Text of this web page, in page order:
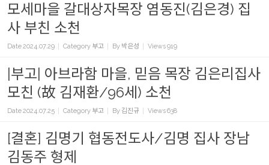
모세마을 갈대상자목장 염동진(김은경) 집
사 부친 소천
Date2024.07.29 Category 부고 By 박은성 Views919
|부고| 아브라함 마을, 믿음 목장 김은리집사
모친 (故 김재환/96세) 소천
Date2024.07.25 Category 부고 By 김진규 Views638
[결혼] 김명기 협동전도사/김명 집사 장남
김동주 형제